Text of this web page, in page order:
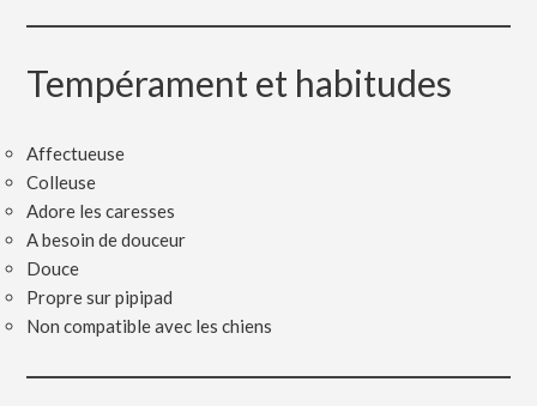
Tempérament et habitudes
Affectueuse
Colleuse
Adore les caresses
A besoin de douceur
Douce
Propre sur pipipad
Non compatible avec les chiens